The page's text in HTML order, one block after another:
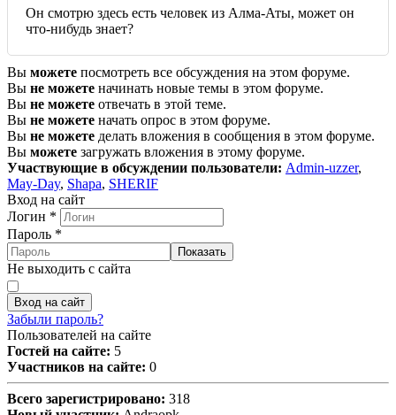
Он смотрю здесь есть человек из Алма-Аты, может он
что-нибудь знает?
Вы можете посмотреть все обсуждения на этом форуме.
Вы не можете начинать новые темы в этом форуме.
Вы не можете отвечать в этой теме.
Вы не можете начать опрос в этом форуме.
Вы не можете делать вложения в сообщения в этом форуме.
Вы можете загружать вложения в этому форуме.
Участвующие в обсуждении пользователи: Admin-uzzer,
May-Day, Shapa, SHERIF
Вход на сайт
Логин *
Пароль *
Показать
Не выходить с сайта
Вход на сайт
Забыли пароль?
Пользователей на сайте
Гостей на сайте: 5
Участников на сайте: 0
Всего зарегистрировано: 318